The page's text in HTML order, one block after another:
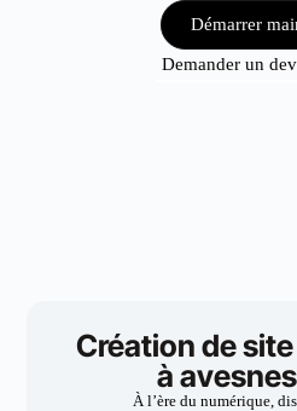
Démarrer
Demander un
Création de
à
À l’ère du numérique,